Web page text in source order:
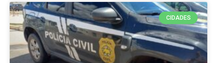
CIDADES